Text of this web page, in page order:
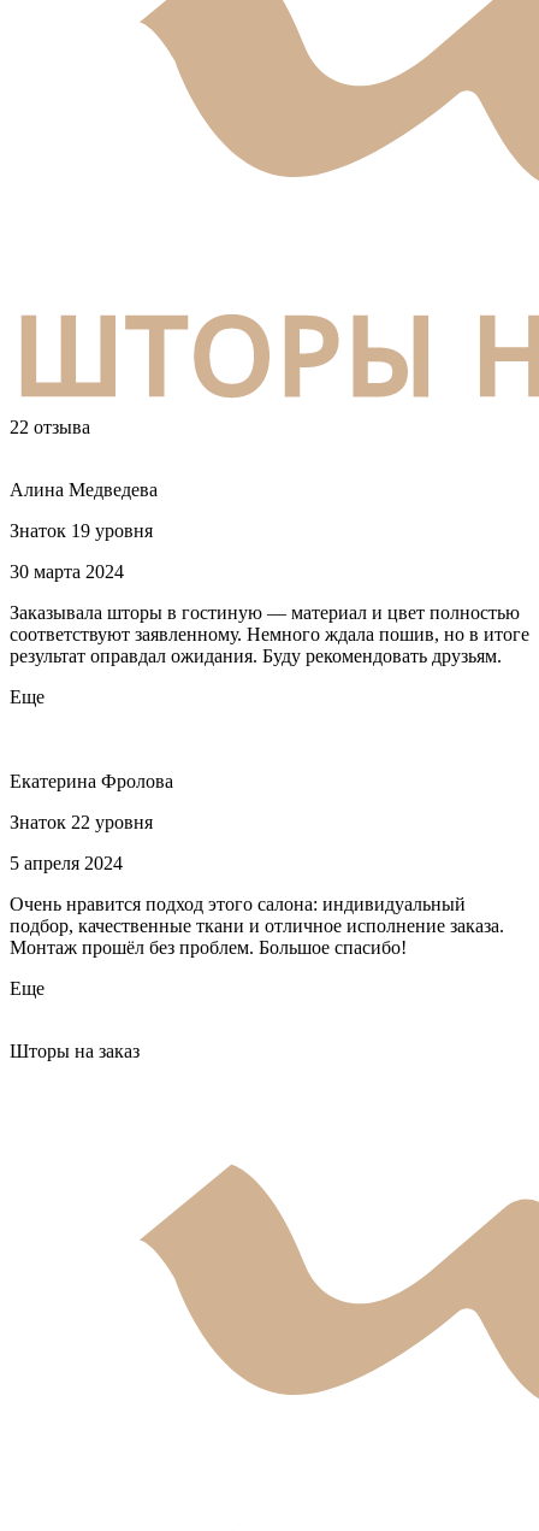
22 отзыва
Алина Медведева
Знаток 19 уровня
30 марта 2024
Заказывала шторы в гостиную — материал и цвет полностью
соответствуют заявленному. Немного ждала пошив, но в итоге
результат оправдал ожидания. Буду рекомендовать друзьям.
Еще
Екатерина Фролова
Знаток 22 уровня
5 апреля 2024
Очень нравится подход этого салона: индивидуальный
подбор, качественные ткани и отличное исполнение заказа.
Монтаж прошёл без проблем. Большое спасибо!
Еще
Шторы на заказ